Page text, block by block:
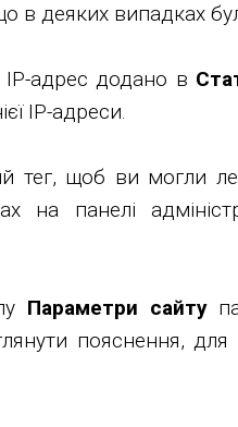
в деяких випадках
адрес додано в
IP-адреси.
тег, щоб ви могли
на панелі
Параметри сайту
пояснення,